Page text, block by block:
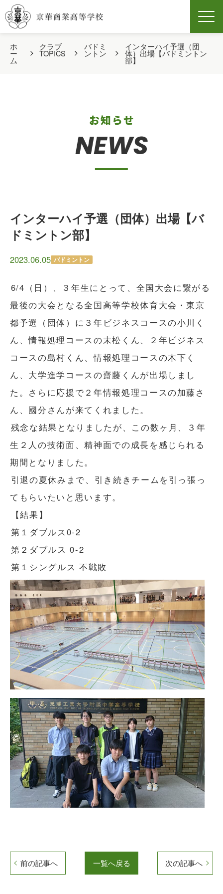
ホ
ー
ム
クラブ
TOPICS
バドミ
ントン
インターハイ予選（団
体）出場【バドミントン
部】
お知らせ
NEWS
インターハイ予選（団体）出場【バ
ドミントン部】
2023.06.05 バドミントン
6/4（日）、３年生にとって、全国大会に繋がる
最後の大会となる全国高等学校体育大会・東京
都予選（団体）に３年ビジネスコースの小川く
ん、情報処理コースの末松くん、２年ビジネス
コースの島村くん、情報処理コースの木下く
ん、大学進学コースの齋藤くんが出場しまし
た。さらに応援で２年情報処理コースの加藤さ
ん、國分さんが来てくれました。
残念な結果となりましたが、この数ヶ月、３年
生２人の技術面、精神面での成長を感じられる
期間となりました。
引退の夏休みまで、引き続きチームを引っ張っ
てもらいたいと思います。
【結果】
第１ダブルス0-2
第２ダブルス 0-2
第１シングルス 不戦敗
前の記事へ 一覧へ戻る 次の記事へ